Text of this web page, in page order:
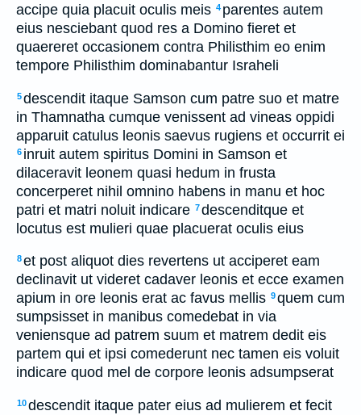
accipe quia placuit oculis meis 4 parentes autem
eius nesciebant quod res a Domino fieret et
quaereret occasionem contra Philisthim eo enim
tempore Philisthim dominabantur Israheli
5descendit itaque Samson cum patre suo et matre
in Thamnatha cumque venissent ad vineas oppidi
apparuit catulus leonis saevus rugiens et occurrit ei
6 inruit autem spiritus Domini in Samson et
dilaceravit leonem quasi hedum in frusta
concerperet nihil omnino habens in manu et hoc
patri et matri noluit indicare 7descenditque et
locutus est mulieri quae placuerat oculis eius
8et post aliquot dies revertens ut acciperet eam
declinavit ut videret cadaver leonis et ecce examen
apium in ore leonis erat ac favus mellis 9quem cum
sumpsisset in manibus comedebat in via
veniensque ad patrem suum et matrem dedit eis
partem qui et ipsi comederunt nec tamen eis voluit
indicare quod mel de corpore leonis adsumpserat
10descendit itaque pater eius ad mulierem et fecit